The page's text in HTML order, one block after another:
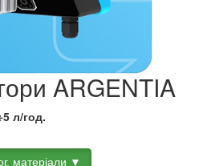
ARGENTIA
л/год.
матеріали ▼